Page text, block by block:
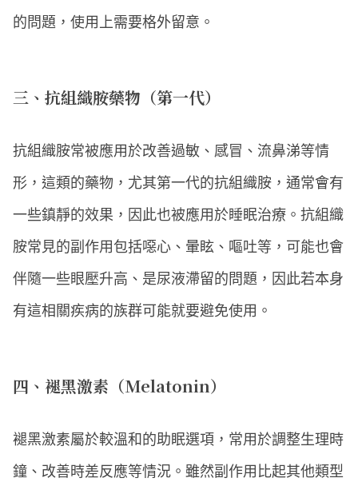
的問題，使用上需要格外留意。
三、抗組織胺藥物（第一代）
抗組織胺常被應用於改善過敏、感冒、流鼻涕等情
形，這類的藥物，尤其第一代的抗組織胺，通常會有
一些鎮靜的效果，因此也被應用於睡眠治療。抗組織
胺常見的副作用包括噁心、暈眩、嘔吐等，可能也會
伴隨一些眼壓升高、是尿液滯留的問題，因此若本身
有這相關疾病的族群可能就要避免使用。
四、褪黑激素（Melatonin）
褪黑激素屬於較溫和的助眠選項，常用於調整生理時
鐘、改善時差反應等情況。雖然副作用比起其他類型